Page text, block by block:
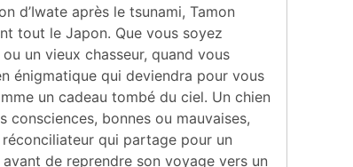
d’Iwate après le tsunami, Tamon
tout le Japon. Que vous soyez
un vieux chasseur, quand vous
énigmatique qui deviendra pour vous
un cadeau tombé du ciel. Un chien
consciences, bonnes ou mauvaises,
qui partage pour un
de reprendre son voyage vers un